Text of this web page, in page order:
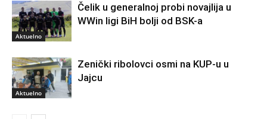
Aktuelno
Čelik u generalnoj probi novajlija u
WWin ligi BiH bolji od BSK-a
Aktuelno
Zenički ribolovci osmi na KUP-u u
Jajcu